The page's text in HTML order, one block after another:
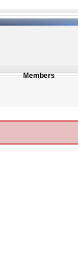
Members